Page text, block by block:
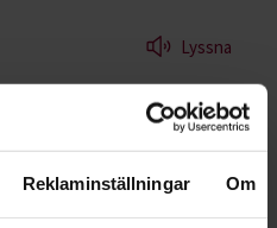
Reklaminställningar Om
Lyssna
balett. Här tränar
och gör det med
uttryck.